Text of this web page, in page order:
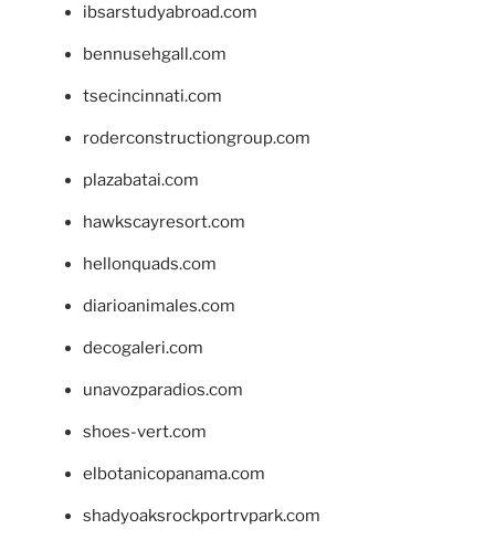
ibsarstudyabroad.com
bennusehgall.com
tsecincinnati.com
roderconstructiongroup.com
plazabatai.com
hawkscayresort.com
hellonquads.com
diarioanimales.com
decogaleri.com
unavozparadios.com
shoes-vert.com
elbotanicopanama.com
shadyoaksrockportrvpark.com